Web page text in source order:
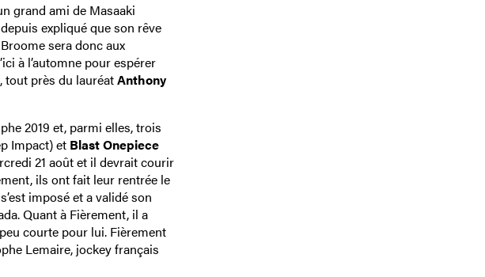
grand ami de Masaaki
expliqué que son rêve
sera donc aux
à l’automne pour espérer
tout près du lauréatAnthony
2019 et, parmi elles, trois
Impact) et Blast Onepiece
21 août et il devrait courir
ils ont fait leur rentrée le
imposé et a validé son
Quant à Fièrement, il a
courte pour lui. Fièrement
Lemaire, jockey français